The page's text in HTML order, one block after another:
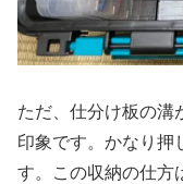
ただ、仕分け板の溝
印象です。かなり押
す。この収納の仕方